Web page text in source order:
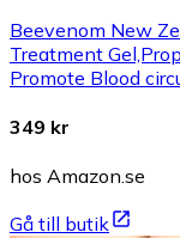
Beevenom New
Treatment
Promote Blood
349 kr
hos Amazon.se
Gå till butik